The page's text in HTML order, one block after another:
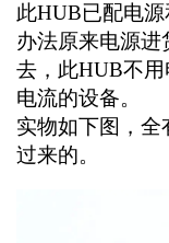
此HUB已配电
办法原来电源进
去，此HUB不
电流的设备。
实物如下图，全
过来的。